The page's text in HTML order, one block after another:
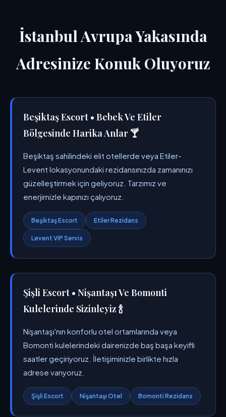
İstanbul Avrupa Yakasında
Adresinize Konuk Oluyoruz
Beşiktaş Escort • Bebek Ve Etiler
Bölgesinde Harika Anlar 🍸
Beşiktaş sahilindeki elit otellerde veya Etiler-
Levent lokasyonundaki rezidansınızda zamanınızı
güzelleştirmek için geliyoruz. Tarzımız ve
enerjimizle kapınızı çalıyoruz.
Beşiktaş Escort Etiler Rezidans
Levent VIP Servis
Şişli Escort • Nişantaşı Ve Bomonti
Kulelerinde Sizinleyiz 🍾
Nişantaşı'nın konforlu otel ortamlarında veya
Bomonti kulelerindeki dairenizde baş başa keyifli
saatler geçiriyoruz. İletişiminizle birlikte hızla
adrese varıyoruz.
Şişli Escort Nişantaşı Otel Bomonti Rezidans